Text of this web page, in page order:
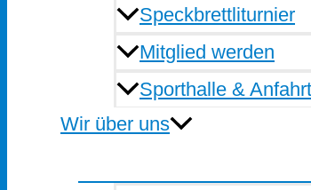
Speckbrettliturnier
Mitglied werden
Sporthalle & Anfahrt
Wir über uns